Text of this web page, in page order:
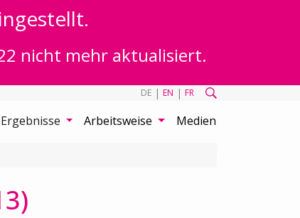
nicht mehr aktualisiert.
DE | EN | FR
Arbeitsweise Medien